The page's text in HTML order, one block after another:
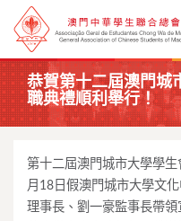
恭賀第十二屆澳門城
職典禮順利舉行！
第十二屆澳門城市大學學
月18日假澳門城市大學文
理事長、劉一豪監事長帶領